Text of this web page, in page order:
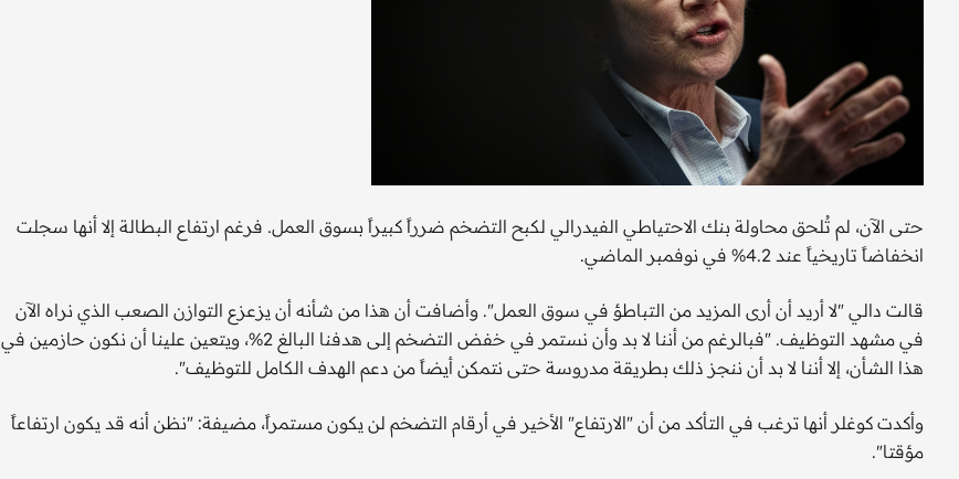
حتى الآن، لم تُلحق محاولة بنك الاحتياطي الفيدرالي لكبح التضخم ضرراً كبيراً بسوق العمل. فرغم ارتفاع البطالة إلا أنها سجلت
انخفاضاً تاريخياً عند 4.2% في نوفمبر الماضي.
قالت دالي "لا أريد أن أرى المزيد من التباطؤ في سوق العمل". وأضافت أن هذا من شأنه أن يزعزع التوازن الصعب الذي نراه الآن
في مشهد التوظيف. "فبالرغم من أننا لا بد وأن نستمر في خفض التضخم إلى هدفنا البالغ 2%، ويتعين علينا أن نكون حازمين في
هذا الشأن، إلا أننا لا بد أن ننجز ذلك بطريقة مدروسة حتى نتمكن أيضاً من دعم الهدف الكامل للتوظيف".
وأكدت كوغلر أنها ترغب في التأكد من أن "الارتفاع" الأخير في أرقام التضخم لن يكون مستمراً، مضيفة: "نظن أنه قد يكون ارتفاعاً
مؤقتا".